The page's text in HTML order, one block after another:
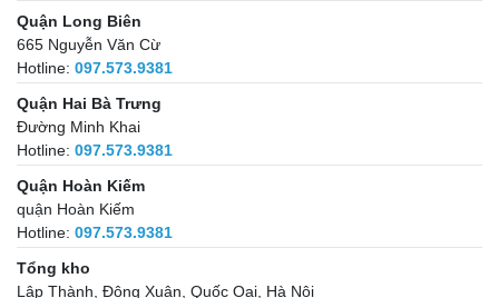
Quận Long Biên
665 Nguyễn Văn Cừ
Hotline: 097.573.9381
Quận Hai Bà Trưng
Đường Minh Khai
Hotline: 097.573.9381
Quận Hoàn Kiếm
quận Hoàn Kiếm
Hotline: 097.573.9381
Tổng kho
Lập Thành, Đông Xuân, Quốc Oai, Hà Nội